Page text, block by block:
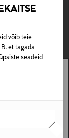
võib teie
et tagada
seadeid